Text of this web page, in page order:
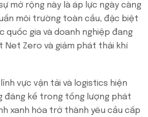
mở rộng này là áp lực ngày càng
môi trường toàn cầu, đặc biệt
quốc gia và doanh nghiệp đang
Net Zero và giảm phát thải khí
vực vận tải và logistics hiện
đáng kể trong tổng lượng phát
xanh hóa trở thành yêu cầu cấp